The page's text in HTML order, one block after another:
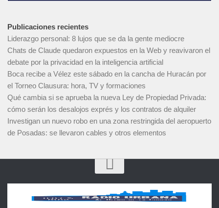
Publicaciones recientes
Liderazgo personal: 8 lujos que se da la gente mediocre
Chats de Claude quedaron expuestos en la Web y reavivaron el
debate por la privacidad en la inteligencia artificial
Boca recibe a Vélez este sábado en la cancha de Huracán por
el Torneo Clausura: hora, TV y formaciones
Qué cambia si se aprueba la nueva Ley de Propiedad Privada:
cómo serán los desalojos exprés y los contratos de alquiler
Investigan un nuevo robo en una zona restringida del aeropuerto
de Posadas: se llevaron cables y otros elementos